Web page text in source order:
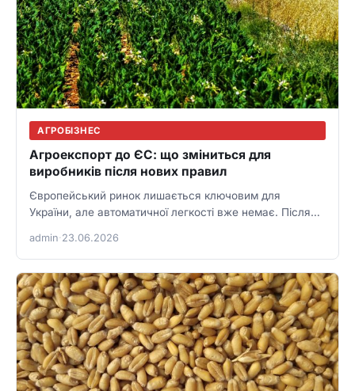
АГРОБІЗНЕС
Агроекспорт до ЄС: що зміниться для
виробників після нових правил
Європейський ринок лишається ключовим для
України, але автоматичної легкості вже немає. Після
admin·23.06.2026